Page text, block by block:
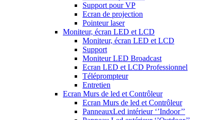
Support pour VP
Ecran de projection
Pointeur laser
Moniteur, écran LED et LCD
Moniteur, écran LED et LCD
Support
Moniteur LED Broadcast
Ecran LED et LCD Professionnel
Téléprompteur
Entretien
Ecran Murs de led et Contrôleur
Ecran Murs de led et Contrôleur
PanneauxLed intérieur ‘’Indoor’’